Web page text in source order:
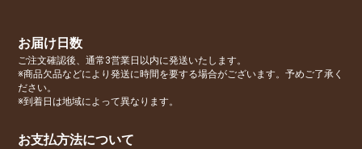
お届け日数
ご注文確認後、通常3営業日以内に発送いたします。
※商品欠品などにより発送に時間を要する場合がございます。予めご了承く
ださい。
※到着日は地域によって異なります。
お支払方法について